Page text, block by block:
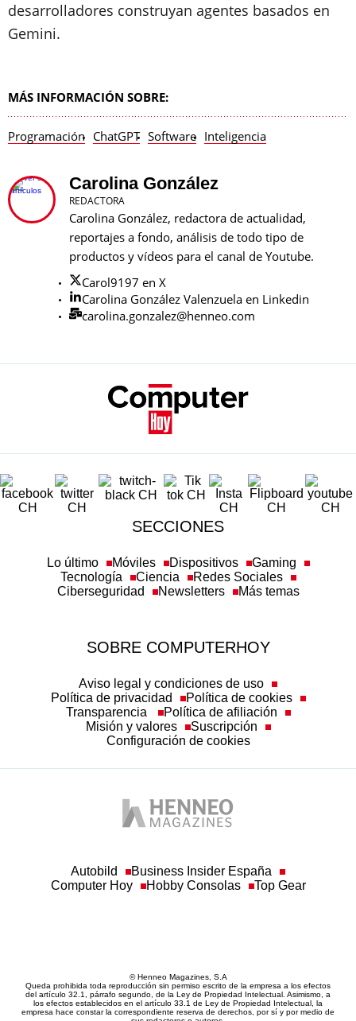
desarrolladores construyan agentes basados en
Gemini.
MÁS INFORMACIÓN SOBRE:
Programación ChatGPT Software Inteligencia
Carolina González
REDACTORA
Carolina González, redactora de actualidad,
reportajes a fondo, análisis de todo tipo de
productos y vídeos para el canal de Youtube.
Carol9197 en X
Carolina González Valenzuela en Linkedin
carolina.gonzalez@henneo.com
SECCIONES
Móviles Dispositivos
Aviso legal y condiciones de uso
Misión y valores
Suscripción
Configuración de cookies
Business Insider España
sus redactores o autores.